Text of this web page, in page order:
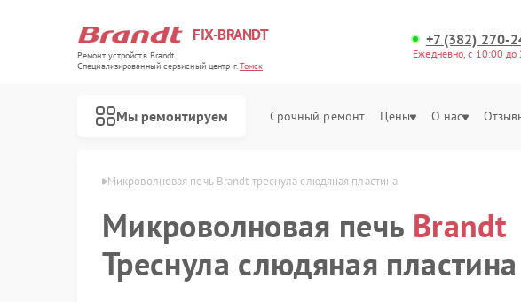
FIX-BRANDT
Ремонт устройств Brandt
Специализированный cервисный центр г.Томск
+7 (382) 270-
Ежедневно, с 10:00 до
Мы ремонтируем Срочный ремонт Цены О нас
Микроволновая печь Brandt треснула слюдяная пластина
Микроволновая печь Brandt
Треснула слюдяная пластина